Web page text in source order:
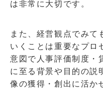
は非常に大切です。
また、経営観点でみて
いくことは重要なプロ
意図で人事評価制度・
に至る背景や目的の説
像の獲得・創出に活か